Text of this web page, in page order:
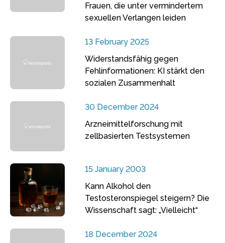
Frauen, die unter vermindertem
sexuellen Verlangen leiden
13 February 2025
Widerstandsfähig gegen
Fehlinformationen: KI stärkt den
sozialen Zusammenhalt
30 December 2024
Arzneimittelforschung mit
zellbasierten Testsystemen
15 January 2003
Kann Alkohol den
Testosteronspiegel steigern? Die
Wissenschaft sagt: „Vielleicht“
18 December 2024